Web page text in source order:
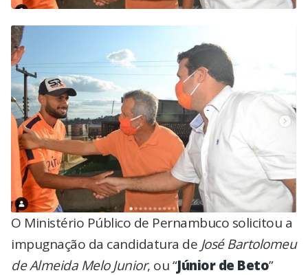
O Ministério Público de Pernambuco solicitou a
impugnação da candidatura de José Bartolomeu
de Almeida Melo Junior, ou “Júnior de Beto”